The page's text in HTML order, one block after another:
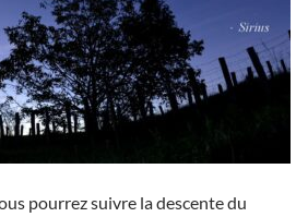
pourrez suivre la descente du